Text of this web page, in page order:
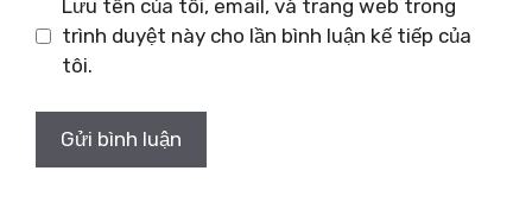
Lưu tên của tôi, email, và trang web trong
trình duyệt này cho lần bình luận kế tiếp của
tôi.